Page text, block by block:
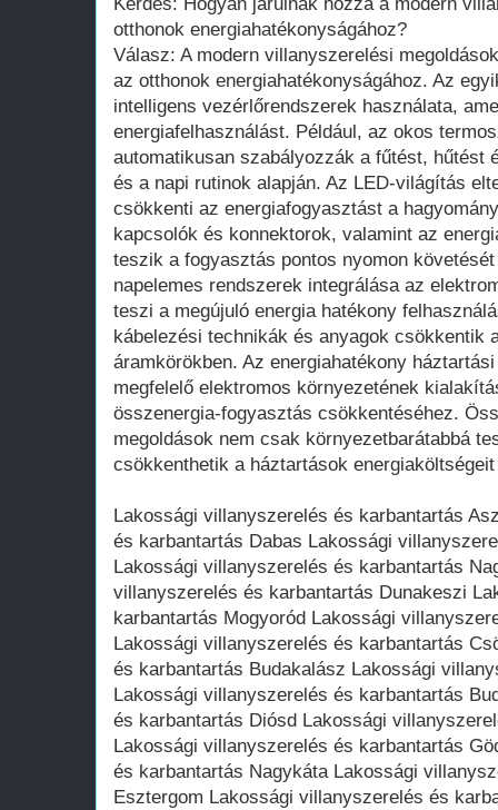
otthonok energiahatékonyságához?
Válasz: A modern villanyszerelési
az otthonok energiahatékonyságához. Az
intelligens vezérlőrendszerek használata,
energiafelhasználást. Például, az okos
automatikusan szabályozzák a fűtést, hűtést
és a napi rutinok alapján. Az LED-világítás
csökkenti az energiafogyasztást a
kapcsolók és konnektorok, valamint az
teszik a fogyasztás pontos nyomon
napelemes rendszerek integrálása az
teszi a megújuló energia hatékony
kábelezési technikák és anyagok csökkentik
áramkörökben. Az energiahatékony
megfelelő elektromos környezetének
összenergia-fogyasztás csökkentéséhez.
megoldások nem csak környezetbarátabbá
csökkenthetik a háztartások
Lakossági villanyszerelés és karbantartás
és karbantartás Dabas Lakossági
Lakossági villanyszerelés és karbantartás
villanyszerelés és karbantartás Dunakeszi
karbantartás Mogyoród Lakossági
Lakossági villanyszerelés és karbantartás
és karbantartás Budakalász Lakossági
Lakossági villanyszerelés és karbantartás
és karbantartás Diósd Lakossági
Lakossági villanyszerelés és karbantartás
és karbantartás Nagykáta Lakossági
Esztergom Lakossági villanyszerelés és